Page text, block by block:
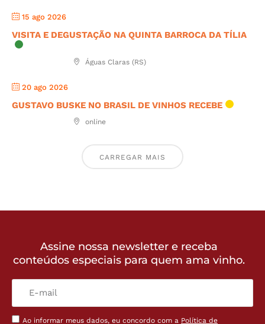
15 ago 2026
VISITA E DEGUSTAÇÃO NA QUINTA BARROCA DA TÍLIA
Águas Claras (RS)
20 ago 2026
GUSTAVO BUSKE NO BRASIL DE VINHOS RECEBE
online
CARREGAR MAIS
Assine nossa newsletter e receba
conteúdos especiais para quem ama vinho.
Ao informar meus dados, eu concordo com a Política de